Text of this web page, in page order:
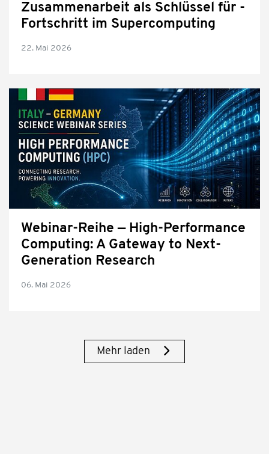
Zusammenarbeit als Schlüssel für ­
Fortschritt im Supercomputing
22. Mai 2026
Webinar-Reihe — High-Performance
Computing: A Gateway to Next-
Generation Research
06. Mai 2026
Mehr laden